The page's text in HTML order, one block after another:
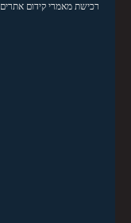
רכישת מאמרי קידום אתרים